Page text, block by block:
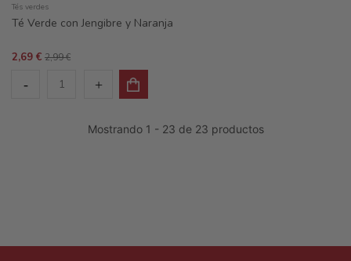
Tés verdes
Té Verde con Jengibre y Naranja
2,69 € 2,99 €
Mostrando 1 - 23 de 23 productos